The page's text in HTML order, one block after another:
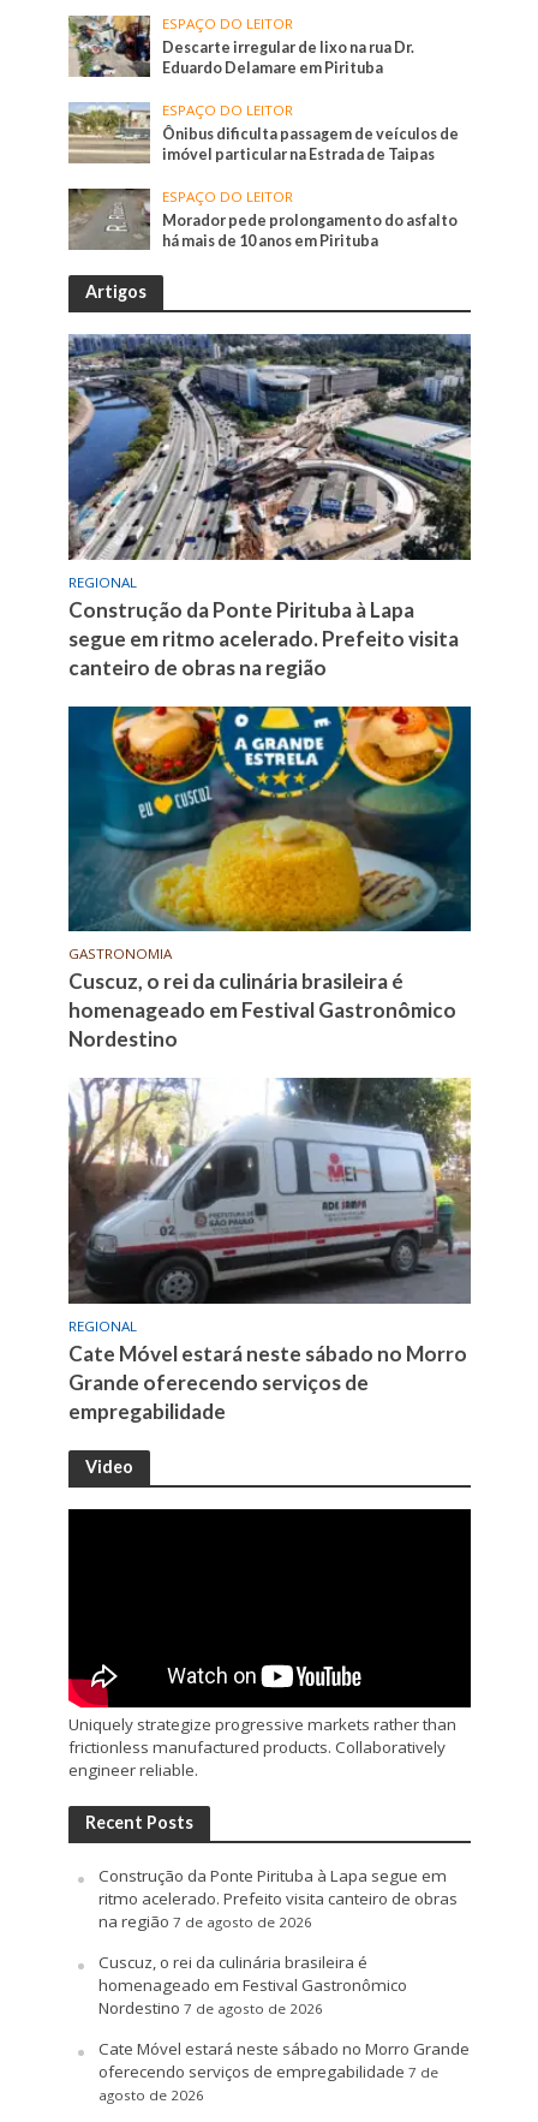
ESPAÇO DO LEITOR
Descarte irregular de lixo na rua Dr.
Eduardo Delamare em Pirituba
ESPAÇO DO LEITOR
Ônibus dificulta passagem de veículos de
imóvel particular na Estrada de Taipas
ESPAÇO DO LEITOR
Morador pede prolongamento do asfalto
há mais de 10 anos em Pirituba
Artigos
REGIONAL
Construção da Ponte Pirituba à Lapa
segue em ritmo acelerado. Prefeito visita
canteiro de obras na região
GASTRONOMIA
Cuscuz, o rei da culinária brasileira é
homenageado em Festival Gastronômico
Nordestino
REGIONAL
Cate Móvel estará neste sábado no Morro
Grande oferecendo serviços de
empregabilidade
Video
Uniquely strategize progressive markets rather than
frictionless manufactured products. Collaboratively
engineer reliable.
Recent Posts
Construção da Ponte Pirituba à Lapa segue em
ritmo acelerado. Prefeito visita canteiro de obras
na região 7 de agosto de 2026
Cuscuz, o rei da culinária brasileira é
homenageado em Festival Gastronômico
Nordestino 7 de agosto de 2026
Cate Móvel estará neste sábado no Morro Grande
oferecendo serviços de empregabilidade 7 de
agosto de 2026